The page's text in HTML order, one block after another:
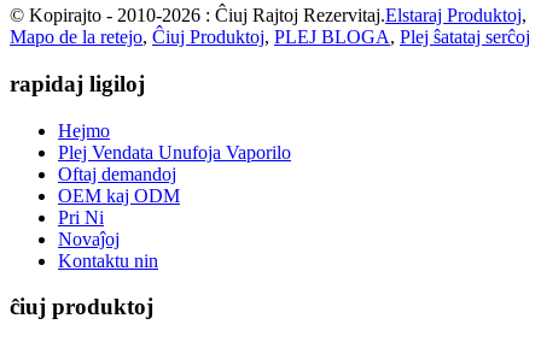
© Kopirajto - 2010-2026 : Ĉiuj Rajtoj Rezervitaj.Elstaraj Produktoj,
Mapo de la retejo, Ĉiuj Produktoj, PLEJ BLOGA, Plej ŝatataj serĉoj
rapidaj ligiloj
Hejmo
Plej Vendata Unufoja Vaporilo
Oftaj demandoj
OEM kaj ODM
Pri Ni
Novaĵoj
Kontaktu nin
ĉiuj produktoj